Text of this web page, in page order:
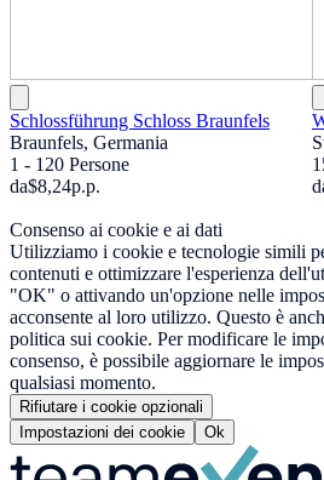
Schlossführung Schloss Braunfels
Braunfels, Germania
1 - 120 Persone
da$8,24p.p.
Consenso ai cookie e ai dati
Utilizziamo i cookie e tecnologie simili
contenuti e ottimizzare l'esperienza
"OK" o attivando un'opzione nelle
acconsente al loro utilizzo. Questo è
politica sui cookie. Per modificare le
consenso, è possibile aggiornare le
qualsiasi momento.
Rifiutare i cookie opzionali
Impostazioni dei cookie
Ok